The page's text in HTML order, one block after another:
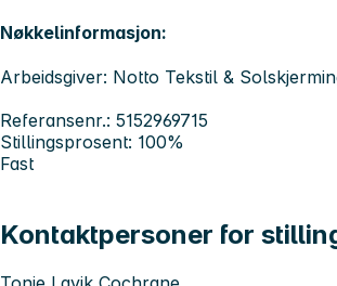
Nøkkelinformasjon:
Arbeidsgiver: Notto Tekstil &
Referansenr.: 5152969715
Stillingsprosent: 100%
Fast
Kontaktpersoner for